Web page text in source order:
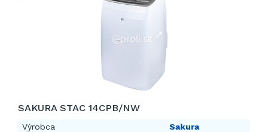
SAKURA STAC 14CPB/NW
Výrobca
Sakura